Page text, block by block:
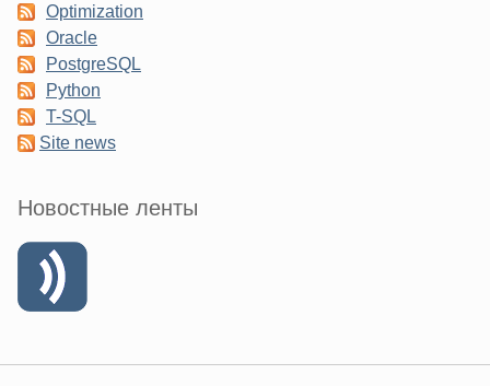
Optimization
Oracle
PostgreSQL
Python
T-SQL
Site news
Новостные ленты